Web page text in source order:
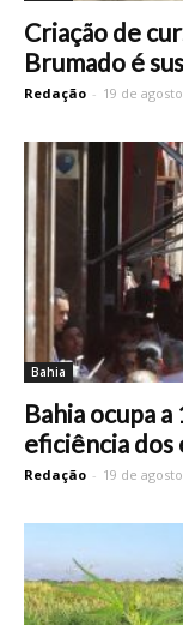
Criação de
Brumado é
Redação - 19 de
Bahia
Bahia ocupa
eficiência dos
Redação - 19 de